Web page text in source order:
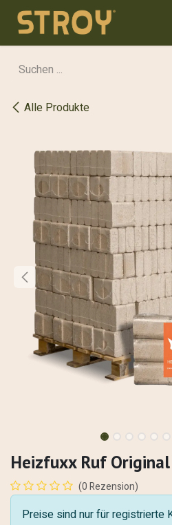
Zum Inhalt springen
Alle Produkte
Heizfuxx Ruf
(0 Rezension)
Preise sind nur für registrierte